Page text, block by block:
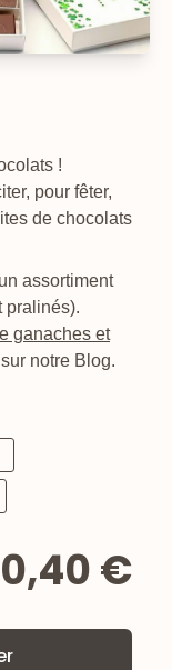
!
pour fêter,
de chocolats
assortiment
pralinés).
ganaches et
notre Blog.
€